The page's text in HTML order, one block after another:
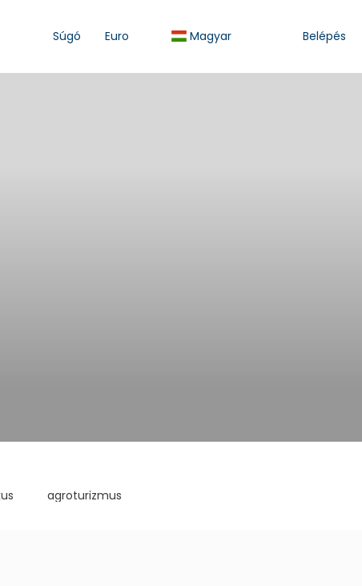
Súgó Euro Magyar Belépés
agroturizmus